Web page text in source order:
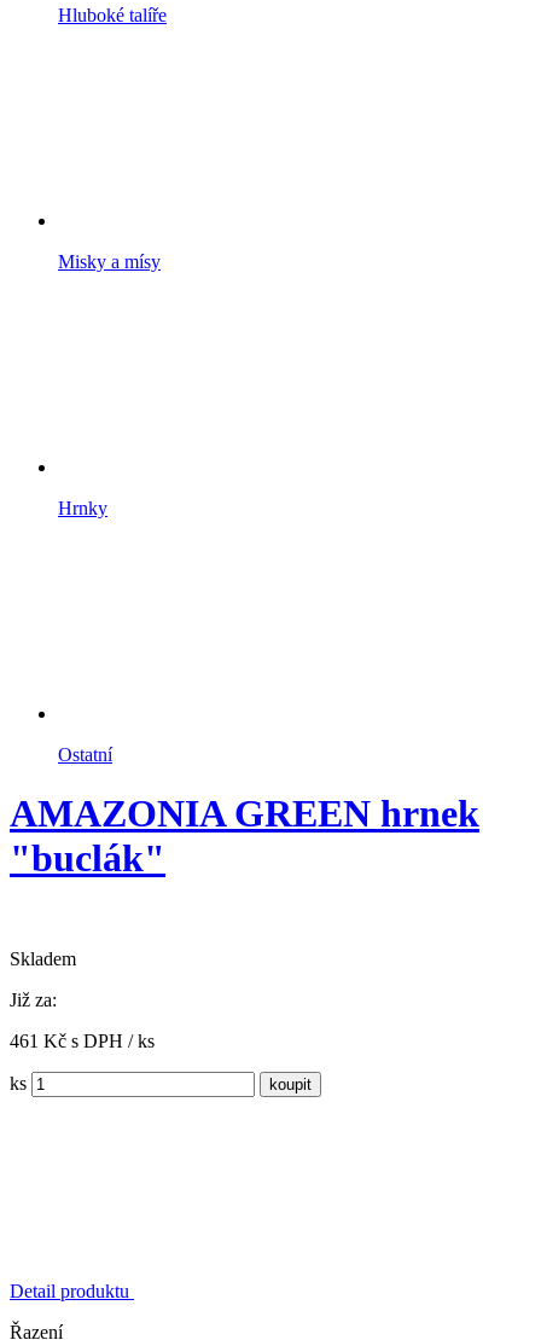
Hluboké talíře
Misky a mísy
Hrnky
Ostatní
AMAZONIA GREEN hrnek
"buclák"
Skladem
Již za:
461 Kč s DPH / ks
ks
Detail produktu
Řazení